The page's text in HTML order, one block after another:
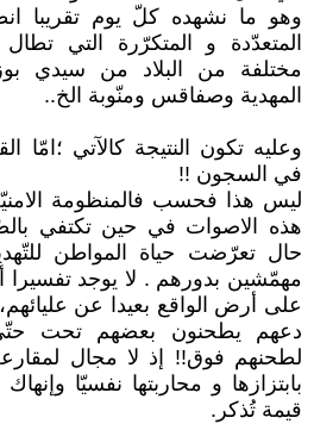
وهو ما نشهده كلّ يوم تقريبا
المتعدّدة و المتكرّرة التي
مختلفة من البلاد من سيدي
المهدية وصفاقس ومنّوبة الخ..
وعليه تكون النتيجة كالآتي ؛امّا
في السجون !!
ليس هذا فحسب فالمنظومة
هذه الاصوات في حين تكتفي
حال تعرّضت حياة المواطن
مهمّشين بدورهم . لا يوجد تفسيرا
على أرض الواقع بعيدا عن
دعهم يطحنون بعضهم تحت
لطحنهم فوق!! إذ لا مجال
بابتزازها و محاربتها نفسيّا
قيمة تُذكر.